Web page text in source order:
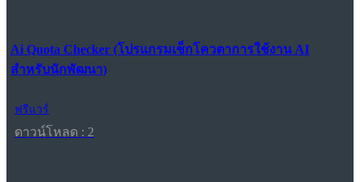
Ai Quota Checker (โปรแกรมเช็กโควตาการใช้งาน AI
สำหรับนักพัฒนา)
ฟรีแวร์
ดาวน์โหลด : 2